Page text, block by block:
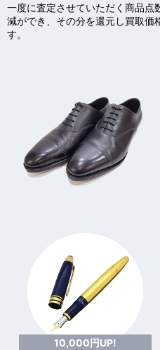
一度に査定させていただく商品点
減ができ、 その分を還元し買取価
す。
10,000円UP!